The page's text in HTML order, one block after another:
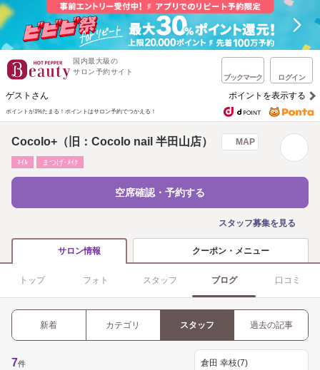
国内最大級の
サロン予約サイト
ブックマーク ログイン
ゲストさん ポイントを表示する
ポイントが1%たまる！ ポイントはサロン予約でつかえる！
Cocolo+（旧：Cocolo nail 半田山店） MAP
ﾈｲﾙ まつげ･ﾒｲｸ
空席確認・予約する
スタッフ募集を見る
サロン情報 クーポン・メニュー
トップ フォト スタッフ ブログ 口コミ
新着 カテゴリ スタッフ 過去の記事
7件